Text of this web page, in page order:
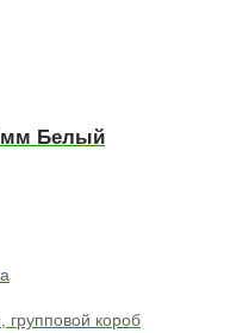
мм Белый
групповой короб